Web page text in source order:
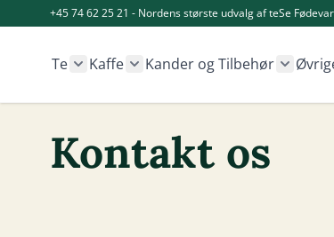
Skip to Content+45 74 62 25 21 - Nordens største udvalg af teSe
Te
Kaffe
Kander og Tilbehør
Kontakt os